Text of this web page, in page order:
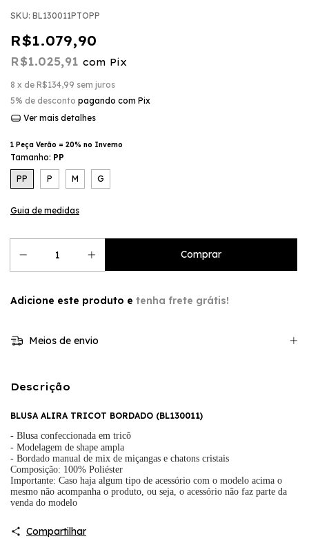
SKU: BL130011PTOPP
R$1.079,90
R$1.025,91 com Pix
8 x de R$134,99 sem juros
5% de desconto pagando com Pix
Ver mais detalhes
1 Peça Verão = 20% no Inverno
Tamanho: PP
PP P M G
Guia de medidas
Adicione este produto e tenha frete grátis!
Meios de envio
Descrição
BLUSA ALIRA TRICOT BORDADO (BL130011)
- Blusa confeccionada em tricô
- Modelagem de shape ampla
- Bordado manual de mix de miçangas e chatons cristais
Composição: 100% Poliéster
Importante: Caso haja algum tipo de acessório com o modelo acima o
mesmo não acompanha o produto, ou seja, o acessório não faz parte da
venda do modelo
Compartilhar